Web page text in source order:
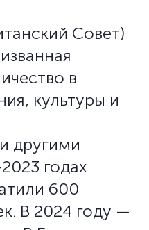
Совет)
в
культуры и
другими
годах
600
В 2024 году —